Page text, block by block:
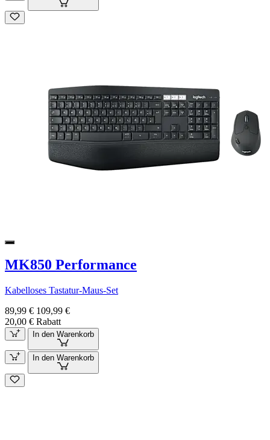
MK850 Performance
Kabelloses Tastatur-Maus-Set
89,99 € 109,99 €
20,00 € Rabatt
In den Warenkorb
In den Warenkorb